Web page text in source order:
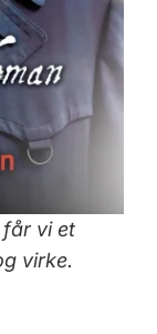
vi et
virke.